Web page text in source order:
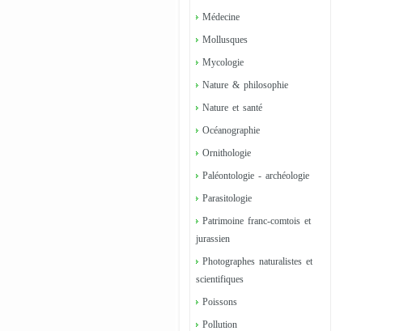
Médecine
Mollusques
Mycologie
Nature & philosophie
Nature et santé
Océanographie
Ornithologie
Paléontologie - archéologie
Parasitologie
Patrimoine franc-comtois et
jurassien
Photographes naturalistes et
scientifiques
Poissons
Pollution